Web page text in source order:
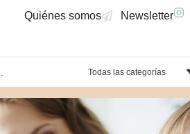
Quiénes somos Newsletter
Todas las categorías